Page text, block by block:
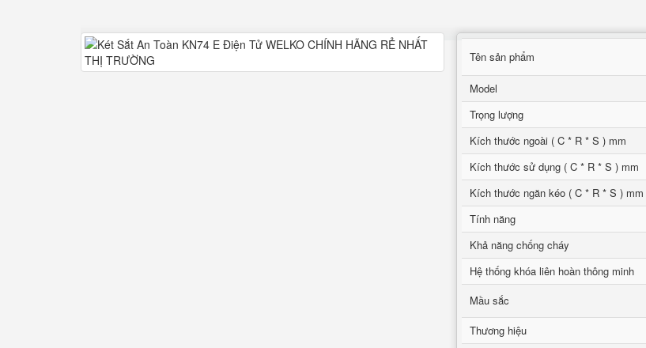
Tên sản phẩm
Model
Trọng lượng
Kích thước ngoài ( C * R * S ) mm
Kích thước sử dụng ( C * R * S ) mm
Kích thước ngăn kéo ( C * R * S ) mm
Tính năng
Khả năng chống cháy
Hệ thống khóa liên hoàn thông minh
Mầu sắc
Thương hiệu